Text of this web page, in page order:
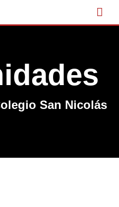
San Nicolás